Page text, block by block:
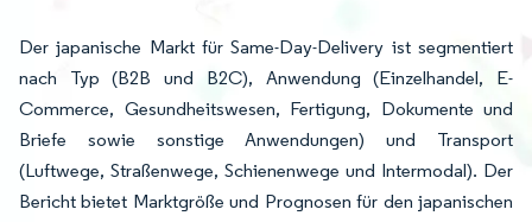
Der japanische Markt für Same-Day-Delivery ist segmentiert
nach Typ (B2B und B2C), Anwendung (Einzelhandel, E-
Commerce, Gesundheitswesen, Fertigung, Dokumente und
Briefe sowie sonstige Anwendungen) und Transport
(Luftwege, Straßenwege, Schienenwege und Intermodal). Der
Bericht bietet Marktgröße und Prognosen für den japanischen